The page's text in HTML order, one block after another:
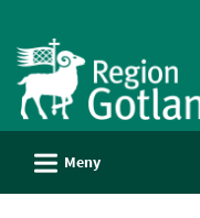
till
tjänster
-
Gotland
L Meny